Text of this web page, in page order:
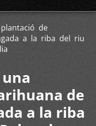
de
a la riba del riu
de
a la riba